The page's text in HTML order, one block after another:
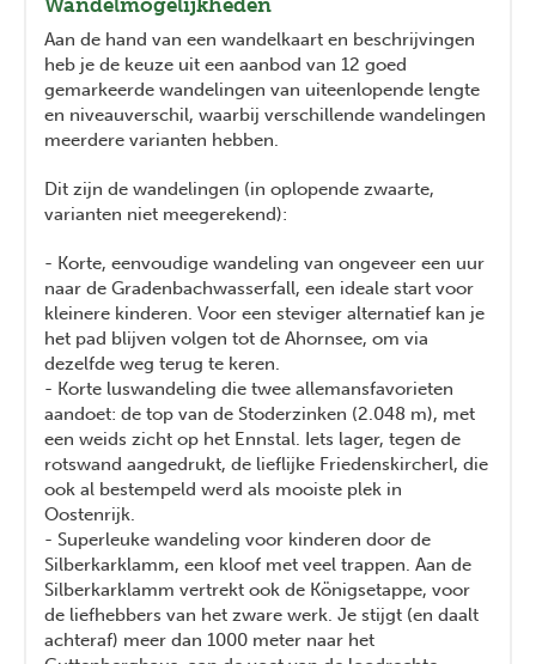
Wandelmogelijkheden
Aan de hand van een wandelkaart en beschrijvingen
heb je de keuze uit een aanbod van 12 goed
gemarkeerde wandelingen van uiteenlopende lengte
en niveauverschil, waarbij verschillende wandelingen
meerdere varianten hebben.
Dit zijn de wandelingen (in oplopende zwaarte,
varianten niet meegerekend):
- Korte, eenvoudige wandeling van ongeveer een uur
naar de Gradenbachwasserfall, een ideale start voor
kleinere kinderen. Voor een steviger alternatief kan je
het pad blijven volgen tot de Ahornsee, om via
dezelfde weg terug te keren.
- Korte luswandeling die twee allemansfavorieten
aandoet: de top van de Stoderzinken (2.048 m), met
een weids zicht op het Ennstal. Iets lager, tegen de
rotswand aangedrukt, de lieflijke Friedenskircherl, die
ook al bestempeld werd als mooiste plek in
Oostenrijk.
- Superleuke wandeling voor kinderen door de
Silberkarklamm, een kloof met veel trappen. Aan de
Silberkarklamm vertrekt ook de Königsetappe, voor
de liefhebbers van het zware werk. Je stijgt (en daalt
achteraf) meer dan 1000 meter naar het